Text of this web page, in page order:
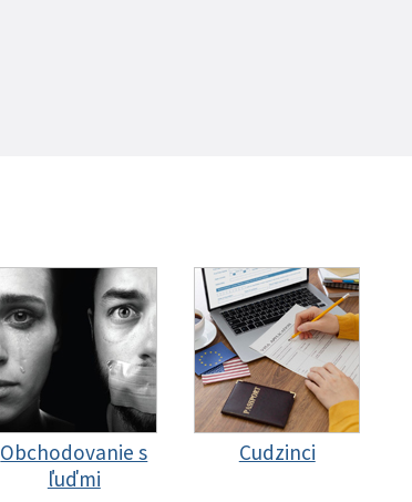
Obchodovanie s
ľuďmi
Cudzinci